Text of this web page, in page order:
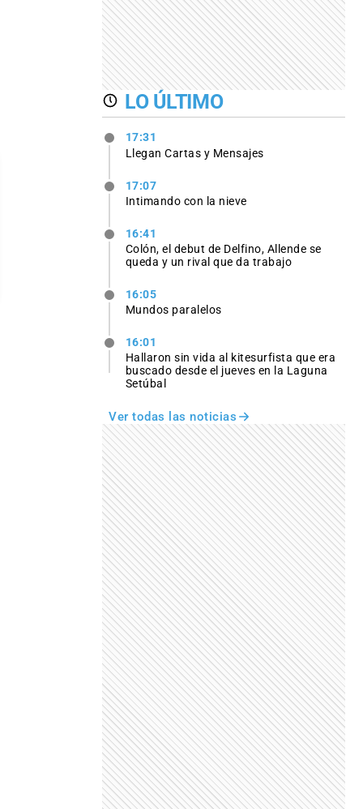
LO ÚLTIMO
17:31
Llegan Cartas y Mensajes
17:07
Intimando con la nieve
16:41
Colón, el debut de Delfino, Allende se
queda y un rival que da trabajo
16:05
Mundos paralelos
16:01
Hallaron sin vida al kitesurfista que era
buscado desde el jueves en la Laguna
Setúbal
Ver todas las noticias